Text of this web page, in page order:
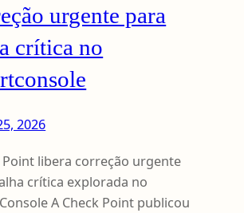
urgente para
crítica no
2026
Point libera correção urgente
crítica explorada no
A Check Point publicou